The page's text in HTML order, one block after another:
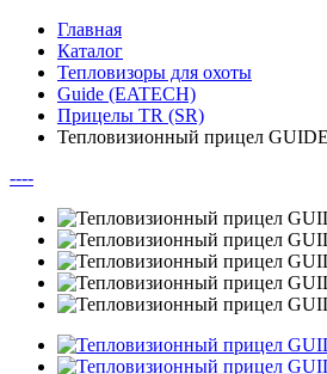
Главная
Каталог
Тепловизоры для охоты
Guide (EATECH)
Прицелы TR (SR)
Тепловизионный прицел
----